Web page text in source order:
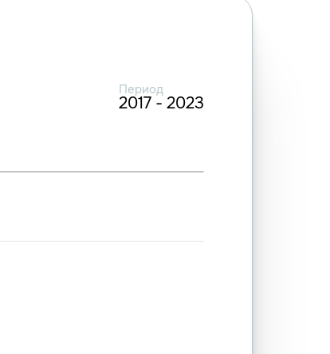
Период
2017 - 2023